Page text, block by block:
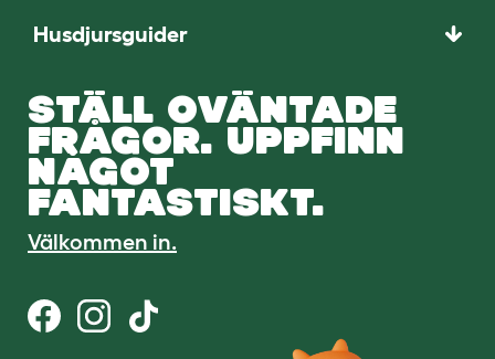
Husdjursguider
STÄLL OVÄNTADE
FRÅGOR. UPPFINN
NÅGOT
FANTASTISKT.
Välkommen in.